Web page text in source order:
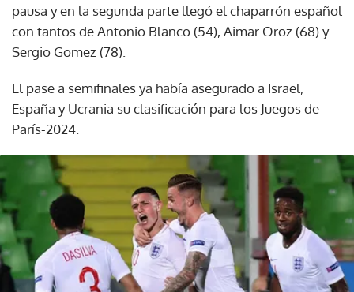
pausa y en la segunda parte llegó el chaparrón español
con tantos de Antonio Blanco (54), Aimar Oroz (68) y
Sergio Gomez (78).
El pase a semifinales ya había asegurado a Israel,
España y Ucrania su clasificación para los Juegos de
París-2024.